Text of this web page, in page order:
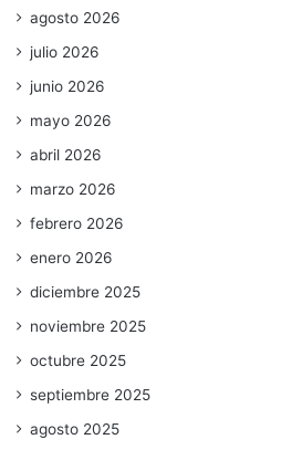
agosto 2026
julio 2026
junio 2026
mayo 2026
abril 2026
marzo 2026
febrero 2026
enero 2026
diciembre 2025
noviembre 2025
octubre 2025
septiembre 2025
agosto 2025